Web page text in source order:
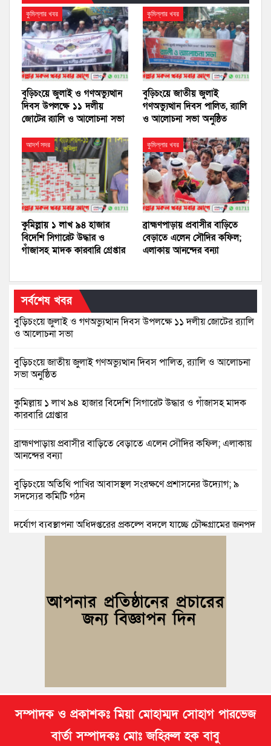
কুমিল্লার খবর
বুড়িচংয়ে জুলাই ও গণঅভ্যুত্থান
দিবস উপলক্ষে ১১ দলীয়
জোটের র‍্যালি ও আলোচনা সভা
কুমিল্লার খবর
বুড়িচংয়ে জাতীয় জুলাই
গণঅভ্যুত্থান দিবস পালিত, র‍্যালি
ও আলোচনা সভা অনুষ্ঠিত
আদর্শ সদর
কুমিল্লায় ১ লাখ ৯৪ হাজার
বিদেশি সিগারেট উদ্ধার ও
গাঁজাসহ মাদক কারবারি গ্রেপ্তার
কুমিল্লার খবর
ব্রাহ্মণপাড়ায় প্রবাসীর বাড়িতে
বেড়াতে এলেন সৌদির কফিল;
এলাকায় আনন্দের বন্যা
সর্বশেষ খবর
বুড়িচংয়ে জুলাই ও গণঅভ্যুত্থান দিবস উপলক্ষে ১১ দলীয় জোটের র‍্যালি
ও আলোচনা সভা
বুড়িচংয়ে জাতীয় জুলাই গণঅভ্যুত্থান দিবস পালিত, র‍্যালি ও আলোচনা
সভা অনুষ্ঠিত
কুমিল্লায় ১ লাখ ৯৪ হাজার বিদেশি সিগারেট উদ্ধার ও গাঁজাসহ মাদক
কারবারি গ্রেপ্তার
ব্রাহ্মণপাড়ায় প্রবাসীর বাড়িতে বেড়াতে এলেন সৌদির কফিল; এলাকায়
আনন্দের বন্যা
বুড়িচংয়ে অতিথি পাখির আবাসস্থল সংরক্ষণে প্রশাসনের উদ্যোগ; ৯
সদস্যের কমিটি গঠন
দুর্যোগ ব্যবস্থাপনা অধিদপ্তরের প্রকল্পে বদলে যাচ্ছে চৌদ্দগ্রামের জনপদ
জুলাই অভ্যুত্থানের দ্বিতীয় বর্ষপূর্তি উপলক্ষে কুমিল্লায় বর্ণাঢ্য র‍্যালি
আবারও নারী ইউএনও পেল ব্রাহ্মণপাড়াবাসী
সম্পাদক ও প্রকাশকঃ মিয়া মোহাম্মদ সোহাগ পারভেজ
বার্তা সম্পাদকঃ মোঃ জহিরুল হক বাবু